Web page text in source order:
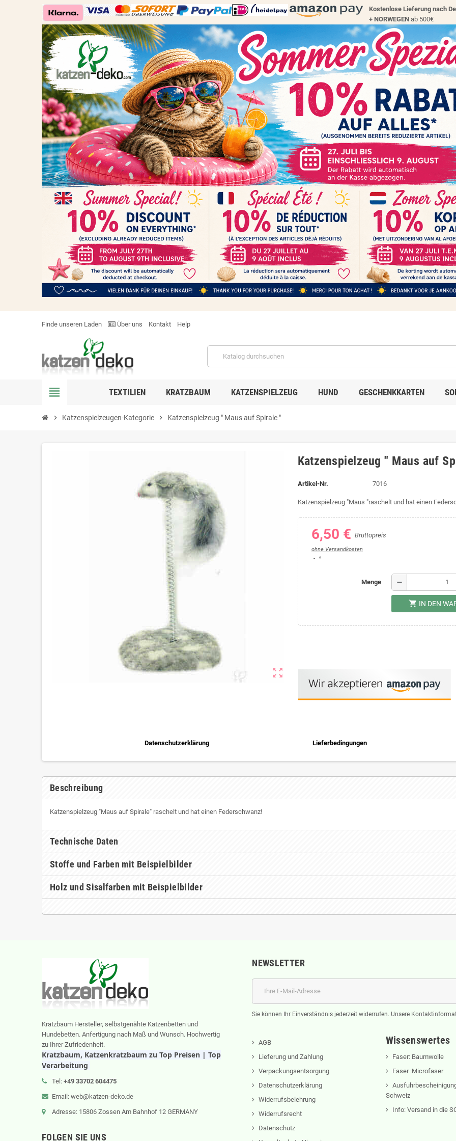
Kostenlose Lieferung nach
+ NORWEGEN ab 500€
Finde unseren Laden Über uns Kontakt Help
view_headline TEXTILIEN KRATZBAUM KATZENSPIELZEUG HUND GESCHENKKARTEN
chevron_right Katzenspielzeugen-Kategorie chevron_right Katzenspielzeug " Maus auf Spirale "
zoom_out_map
Katzenspielzeug " Maus auf
Artikel-Nr. 7016
Katzenspielzeug "Maus "raschelt und hat einen
6,50 € Bruttopreis
ohne Versandkosten
*
Menge remove
shopping_cart IN DEN
Datenschutzerklärung Lieferbedingungen
Beschreibung
Katzenspielzeug "Maus auf Spirale" raschelt und hat einen Federschwanz!
Technische Daten
Stoffe und Farben mit Beispielbilder
Holz und Sisalfarben mit Beispielbilder
Kratzbaum Hersteller, selbstgenähte Katzenbetten und
Hundebetten. Anfertigung nach Maß und Wunsch. Hochwertig
zu Ihrer Zufriedenheit.
Kratzbaum, Katzenkratzbaum zu Top Preisen | Top
Verarbeitung
Tel: +49 33702 604475
Email: web@katzen-deko.de
Adresse: 15806 Zossen Am Bahnhof 12 GERMANY
FOLGEN SIE UNS
NEWSLETTER
Sie können Ihr Einverständnis jederzeit widerrufen. Unsere
AGB
Lieferung und Zahlung
Verpackungsentsorgung
Datenschutzerklärung
Widerrufsbelehrung
Widerrufsrecht
Datenschutz
Wissenswertes
Faser: Baumwolle
Faser :Microfaser
Schweiz
Info: Versand in die